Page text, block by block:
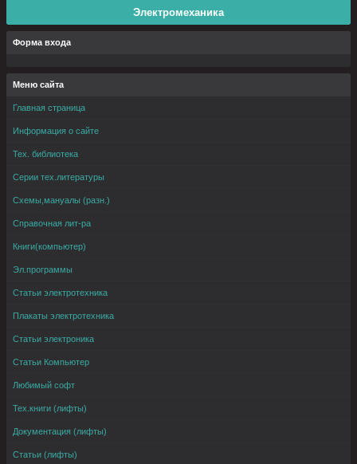
Электромеханика
Форма входа
Меню сайта
Главная страница
Информация о сайте
Тех. библиотека
Серии тех.литературы
Схемы,мануалы (разн.)
Справочная лит-ра
Книги(компьютер)
Эл.программы
Статьи электротехника
Плакаты электротехника
Статьи электроника
Статьи Компьютер
Любимый софт
Тех.книги (лифты)
Документация (лифты)
Статьи (лифты)